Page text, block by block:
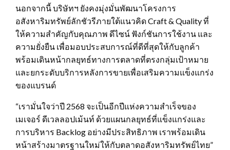
นอกจากนี้ บริษัทฯ ยังคงมุ่งมั่นพัฒนาโครงการ
อสังหาริมทรัพย์ลักชัวรีภายใต้แนวคิด Craft & Quality ที่
ให้ความสำคัญกับคุณภาพ ดีไซน์ ฟังก์ชันการใช้งาน และ
ความยั่งยืน เพื่อมอบประสบการณ์ที่ดีที่สุดให้กับลูกค้า
พร้อมเดินหน้ากลยุทธ์ทางการตลาดที่ตรงกลุ่มเป้าหมาย
และยกระดับบริการหลังการขายเพื่อเสริมความแข็งแกร่ง
ของแบรนด์
“เรามั่นใจว่าปี 2568 จะเป็นอีกปีแห่งความสำเร็จของ
เมเจอร์ ดีเวลลอปเม้นท์ ด้วยแผนกลยุทธ์ที่แข็งแกร่งและ
การบริหาร Backlog อย่างมีประสิทธิภาพ เราพร้อมเดิน
หน้าสร้างมาตรฐานใหม่ให้กับตลาดอสังหาริมทรัพย์ไทย”